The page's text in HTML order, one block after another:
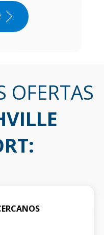
OFERTAS
: